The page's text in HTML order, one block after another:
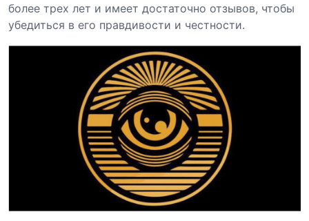
более трех лет и имеет достаточно отзывов, чтобы
убедиться в его правдивости и честности.